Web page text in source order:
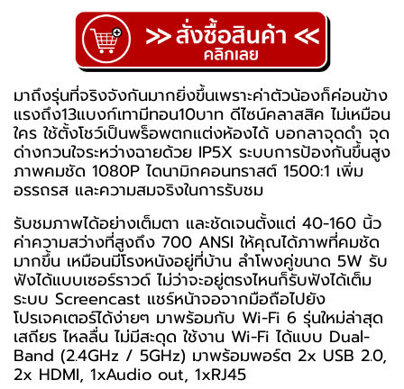
มาถึงรุ่นที่จริงจังกันมากยิ่งขึ้นเพราะค่าตัวน้องก็ค่อนข้าง
แรงถึง13แบงก์เทามีทอน10บาท ดีไซน์คลาสสิค ไม่เหมือน
ใคร ใช้ตั้งโชว์เป็นพร็อพตกแต่งห้องได้ บอกลาจุดดำ จุด
ด่างกวนใจระหว่างฉายด้วย IP5X ระบบการป้องกันขึ้นสูง
ภาพคมชัด 1080P ไดนามิกคอนทราสต์ 1500:1 เพิ่ม
อรรถรส และความสมจริงในการรับชม
รับชมภาพได้อย่างเต็มตา และชัดเจนตั้งแต่ 40-160 นิ้ว
ค่าความสว่างที่สูงถึง 700 ANSI ให้คุณได้ภาพที่คมชัด
มากขึ้น เหมือนมีโรงหนังอยู่ที่บ้าน ลำโพงคู่ขนาด 5W รับ
ฟังได้แบบเซอร์ราวด์ ไม่ว่าจะอยู่ตรงไหนก็รับฟังได้เต็ม
ระบบ Screencast แชร์หน้าจอจากมือถือไปยัง
โปรเจคเตอร์ได้ง่ายๆ มาพร้อมกับ Wi-Fi 6 รุ่นใหม่ล่าสุด
เสถียร ไหลลื่น ไม่มีสะดุด ใช้งาน Wi-Fi ได้แบบ Dual-
Band (2.4GHz / 5GHz) มาพร้อมพอร์ต 2x USB 2.0,
2x HDMI, 1xAudio out, 1xRJ45